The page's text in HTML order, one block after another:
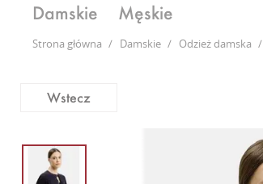
Damskie Męskie
Strona główna / Damskie / Odzież damska /
Wstecz